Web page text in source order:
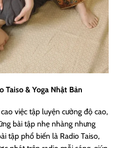
Taiso & Yoga Nhật Bản
việc tập luyện cường độ cao,
bài tập nhẹ nhàng nhưng
tập phổ biến là Radio Taiso,